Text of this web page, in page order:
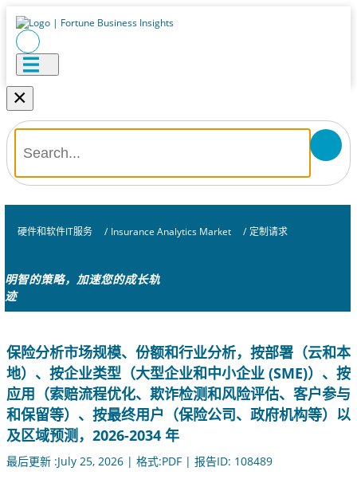
×
硬件和软件IT服务 / Insurance Analytics Market / 定制请求
明智的策略，加速您的成长轨
迹
保险分析市场规模、份额和行业分析，按部署（云和本
地）、按企业类型（大型企业和中小企业 (SME)）、按
应用（索赔流程优化、欺诈检测和风险评估、客户参与
和保留等）、按最终用户（保险公司、政府机构等）以
及区域预测，2026-2034 年
最后更新 :July 25, 2026 | 格式:PDF | 报告ID: 108489